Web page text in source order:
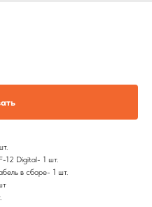
12 Digital- 1 шт.
в сборе- 1 шт.